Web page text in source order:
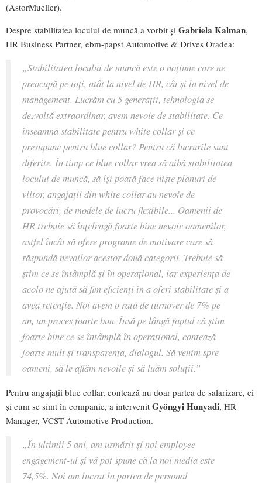
(AstorMueller).
Despre stabilitatea locului de muncă a vorbit și Gabriela Kalman,
HR Business Partner, ebm-papst Automotive & Drives Oradea:
„Stabilitatea locului de muncă este o noțiune care ne
preocupă pe toți, atât la nivel de HR, cât și la nivel de
management. Lucrăm cu 5 generații, tehnologia se
dezvoltă extraordinar, avem nevoie de stabilitate. Ce
înseamnă stabilitate pentru white collar și ce
presupune pentru blue collar? Pentru că lucrurile sunt
diferite. În timp ce blue collar vrea să aibă stabilitatea
locului de muncă, să își poată face niște planuri de
viitor, angajații din white collar au nevoie de
provocări, de modele de lucru flexibile... Oamenii de
HR trebuie să înțeleagă foarte bine nevoie oamenilor,
astfel încât să ofere programe de motivare care să
răspundă nevoilor acestor două categorii. Trebuie să
știm ce se întâmplă și în operațional, iar experiența de
acolo ne ajută să fim eficienți în a oferi stabilitate și a
avea retenție. Noi avem o rată de turnover de 7% pe
an, un proces foarte bun. Însă pe lângă faptul că știm
foarte bine ce se întâmplă în operațional, contează
foarte mult și transparența, dialogul. Să venim spre
oameni, să le aflăm nevoile și să luăm soluții.”
Pentru angajații blue collar, contează nu doar partea de salarizare, ci
și cum se simt în companie, a intervenit Gyöngyi Hunyadi, HR
Manager, VCST Automotive Production.
„În ultimii 5 ani, am urmărit și noi employee
engagement-ul și vă pot spune că la noi media este
74,5%. Noi am lucrat la partea de personal